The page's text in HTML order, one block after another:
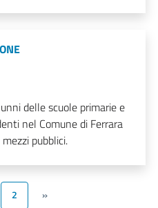
delle scuole primarie e
nel Comune di Ferrara
pubblici.
2 »